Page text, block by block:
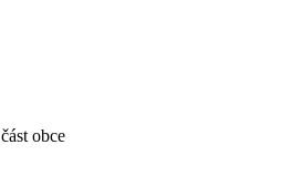
část obce